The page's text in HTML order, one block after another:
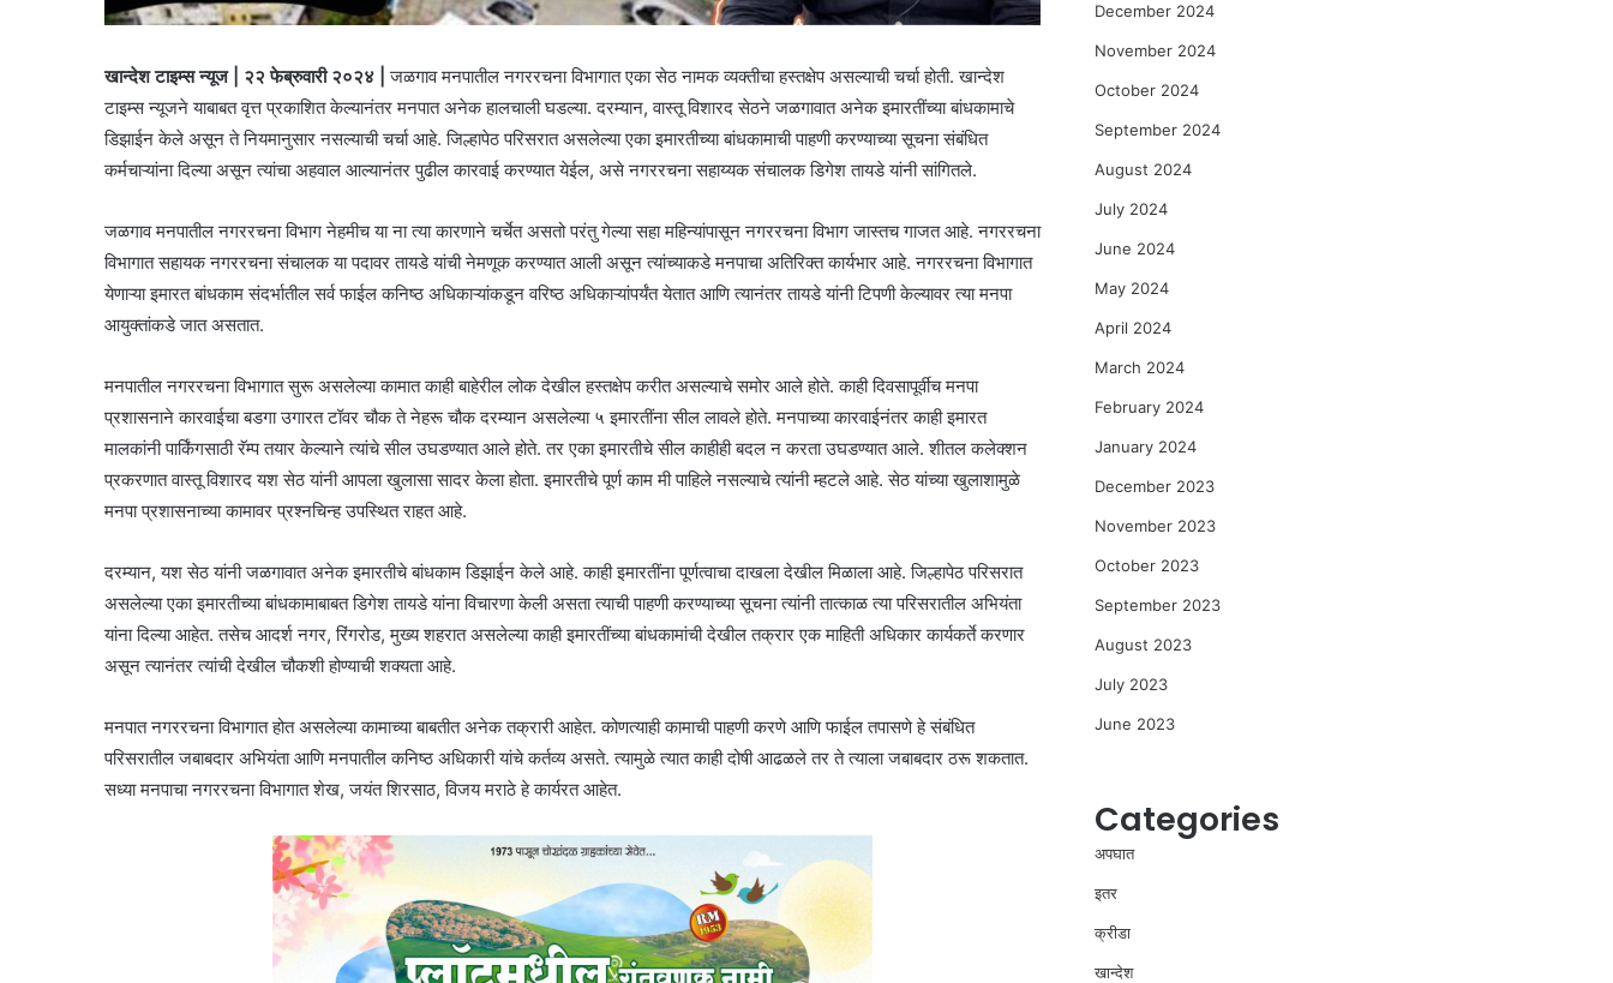
खान्देश टाइम्स न्यूज | २२ फेब्रुवारी २०२४ |
जळगाव मनपातील नगररचना विभागात एका सेठ नामक व्यक्तीचा हस्तक्षेप असल्याची चर्चा होती. खान्देश
टाइम्स न्यूजने याबाबत वृत्त प्रकाशित केल्यानंतर मनपात अनेक हालचाली घडल्या. दरम्यान, वास्तू विशारद सेठने जळगावात अनेक इमारतींच्या बांधकामाचे
डिझाईन केले असून ते नियमानुसार नसल्याची चर्चा आहे. जिल्हापेठ परिसरात असलेल्या एका इमारतीच्या बांधकामाची पाहणी करण्याच्या सूचना संबंधित
कर्मचाऱ्यांना दिल्या असून त्यांचा अहवाल आल्यानंतर पुढील कारवाई करण्यात येईल, असे नगररचना सहाय्यक संचालक डिगेश तायडे यांनी सांगितले.
जळगाव मनपातील नगररचना विभाग नेहमीच या ना त्या कारणाने चर्चेत असतो परंतु गेल्या सहा महिन्यांपासून नगररचना विभाग जास्तच गाजत आहे. नगररचना
विभागात सहायक नगररचना संचालक या पदावर तायडे यांची नेमणूक करण्यात आली असून त्यांच्याकडे मनपाचा अतिरिक्त कार्यभार आहे. नगररचना विभागात
येणाऱ्या इमारत बांधकाम संदर्भातील सर्व फाईल कनिष्ठ अधिकाऱ्यांकडून वरिष्ठ अधिकाऱ्यांपर्यंत येतात आणि त्यानंतर तायडे यांनी टिपणी केल्यावर त्या मनपा
आयुक्तांकडे जात असतात.
मनपातील नगररचना विभागात सुरू असलेल्या कामात काही बाहेरील लोक देखील हस्तक्षेप करीत असल्याचे समोर आले होते. काही दिवसापूर्वीच मनपा
प्रशासनाने कारवाईचा बडगा उगारत टॉवर चौक ते नेहरू चौक दरम्यान असलेल्या ५ इमारतींना सील लावले होते. मनपाच्या कारवाईनंतर काही इमारत
मालकांनी पार्किंगसाठी रॅम्प तयार केल्याने त्यांचे सील उघडण्यात आले होते. तर एका इमारतीचे सील काहीही बदल न करता उघडण्यात आले. शीतल कलेक्शन
प्रकरणात वास्तू विशारद यश सेठ यांनी आपला खुलासा सादर केला होता. इमारतीचे पूर्ण काम मी पाहिले नसल्याचे त्यांनी म्हटले आहे. सेठ यांच्या खुलाशामुळे
मनपा प्रशासनाच्या कामावर प्रश्नचिन्ह उपस्थित राहत आहे.
दरम्यान, यश सेठ यांनी जळगावात अनेक इमारतीचे बांधकाम डिझाईन केले आहे. काही इमारतींना पूर्णत्वाचा दाखला देखील मिळाला आहे. जिल्हापेठ परिसरात
असलेल्या एका इमारतीच्या बांधकामाबाबत डिगेश तायडे यांना विचारणा केली असता त्याची पाहणी करण्याच्या सूचना त्यांनी तात्काळ त्या परिसरातील अभियंता
यांना दिल्या आहेत. तसेच आदर्श नगर, रिंगरोड, मुख्य शहरात असलेल्या काही इमारतींच्या बांधकामांची देखील तक्रार एक माहिती अधिकार कार्यकर्ते करणार
असून त्यानंतर त्यांची देखील चौकशी होण्याची शक्यता आहे.
मनपात नगररचना विभागात होत असलेल्या कामाच्या बाबतीत अनेक तक्रारी आहेत. कोणत्याही कामाची पाहणी करणे आणि फाईल तपासणे हे संबंधित
परिसरातील जबाबदार अभियंता आणि मनपातील कनिष्ठ अधिकारी यांचे कर्तव्य असते. त्यामुळे त्यात काही दोषी आढळले तर ते त्याला जबाबदार ठरू शकतात.
सध्या मनपाचा नगररचना विभागात शेख, जयंत शिरसाठ, विजय मराठे हे कार्यरत आहेत.
December 2024
November 2024
October 2024
September 2024
August 2024
July 2024
June 2024
May 2024
April 2024
March 2024
February 2024
January 2024
December 2023
November 2023
October 2023
September 2023
August 2023
July 2023
June 2023
Categories
अपघात
इतर
क्रीडा
खान्देश